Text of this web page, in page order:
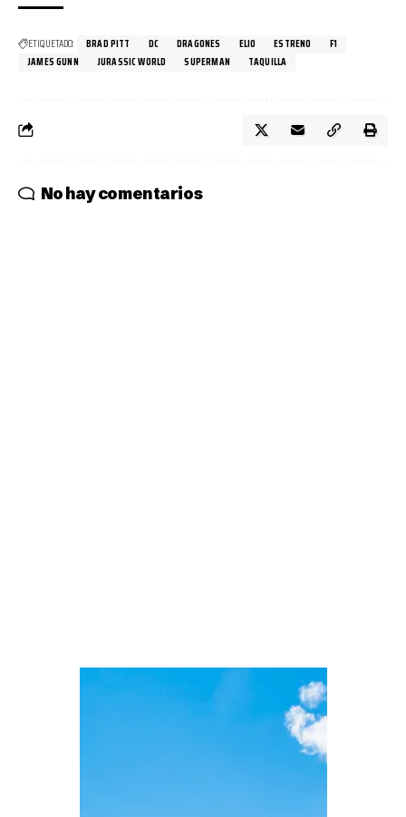
ETIQUETADO: BRAD PITT DC DRAGONES ELIO ESTRENO
F1
JAMES GUNN
JURASSIC WORLD SUPERMAN TAQUILLA
No hay comentarios